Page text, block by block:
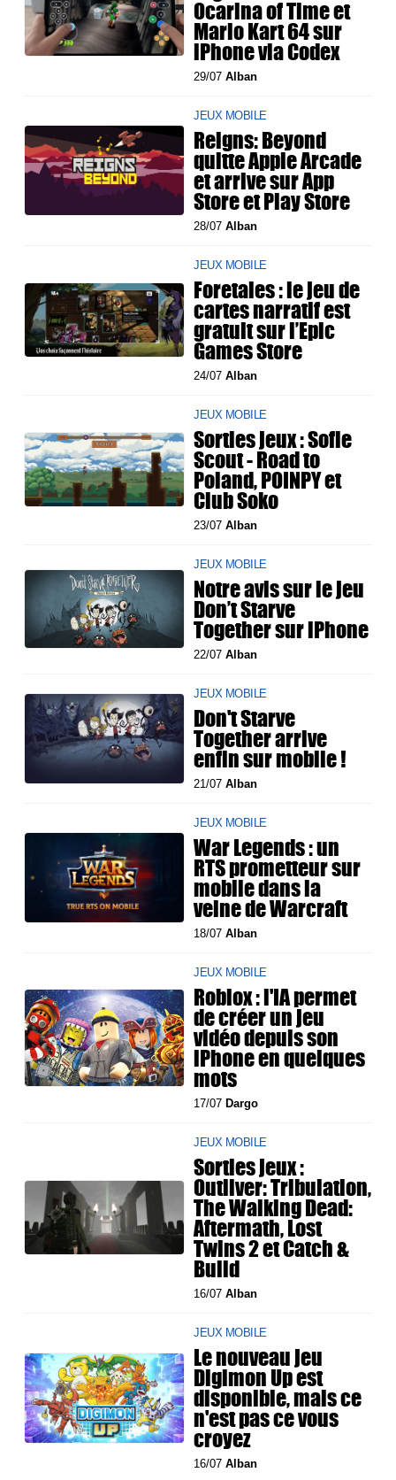
Ocarina of Time et
Mario Kart 64 sur
iPhone via Codex
29/07Alban
JEUX MOBILE
Reigns: Beyond
quitte Apple Arcade
et arrive sur App
Store et Play Store
28/07Alban
JEUX MOBILE
Foretales : le jeu de
cartes narratif est
gratuit sur l’Epic
Games Store
24/07Alban
JEUX MOBILE
Sorties jeux : Sofie
Scout - Road to
Poland, POINPY et
Club Soko
23/07Alban
JEUX MOBILE
Notre avis sur le jeu
Don’t Starve
Together sur iPhone
22/07Alban
JEUX MOBILE
Don't Starve
Together arrive
enfin sur mobile !
21/07Alban
JEUX MOBILE
War Legends : un
RTS prometteur sur
mobile dans la
veine de Warcraft
18/07Alban
JEUX MOBILE
Roblox : l'IA permet
de créer un jeu
vidéo depuis son
iPhone en quelques
mots
17/07Dargo
JEUX MOBILE
Sorties jeux :
Outliver: Tribulation,
The Walking Dead:
Aftermath, Lost
Twins 2 et Catch &
Build
16/07Alban
JEUX MOBILE
Le nouveau jeu
Digimon Up est
disponible, mais ce
n'est pas ce vous
croyez
16/07Alban